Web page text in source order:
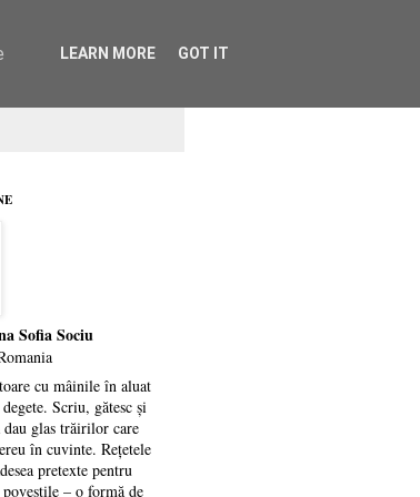
Sofia Sociu
cu mâinile în aluat
Scriu, gătesc și
dau glas trăirilor care
în cuvinte. Rețetele
pretexte pentru
– o formă de
LEARN MORE GOT IT